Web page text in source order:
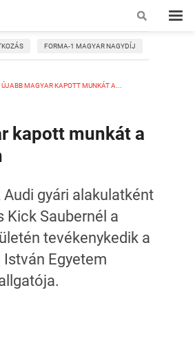
FORMA-1 MAGYAR NAGYDÍJ
ÚJABB MAGYAR KAPOTT MUNKÁT A...
kapott munkát a
gyári alakulatként
Kick Saubernél a
tevékenykedik a
Egyetem